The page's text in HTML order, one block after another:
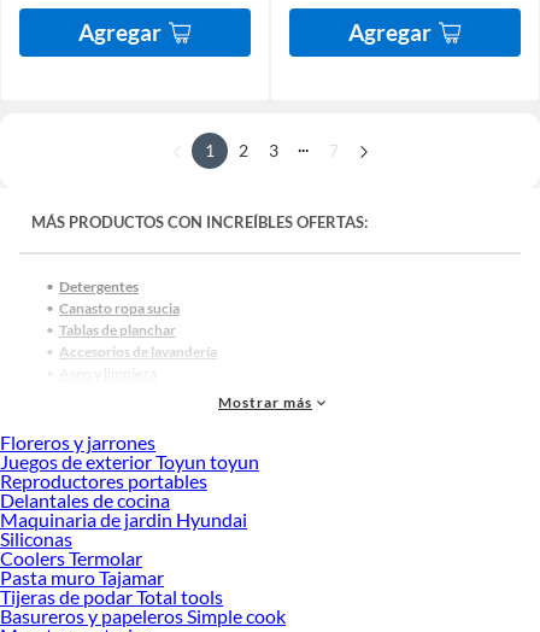
Agregar Agregar
1 2 3 ... 7
MÁS PRODUCTOS CON INCREÍBLES OFERTAS:
Detergentes
Canasto ropa sucia
Tablas de planchar
Accesorios de lavandería
Contenedores de basura
Barreagua y limpiavidrios
Esponjas y virutillas
Utensilios de aseo
Aseo y limpieza
Cesta y canasto para la ropa sucia
Contenedores de basura
Bolsa de basura
Desodorante ambiental
Mostrar más
Floreros y jarrones
Juegos de exterior Toyun toyun
Reproductores portables
Delantales de cocina
Maquinaria de jardin Hyundai
Siliconas
Coolers Termolar
Pasta muro Tajamar
Tijeras de podar Total tools
Basureros y papeleros Simple cook